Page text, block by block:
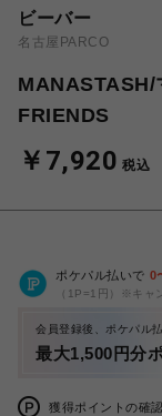
ビーバー
名古屋PARCO
FRIENDS
￥7,920 税込
ポケパル払いで 0
（1P=1円）※キャ
会員登録後、ポケパル
最大1,500円分
獲得ポイントの確